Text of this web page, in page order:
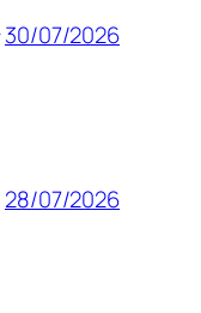
30/07/2026
28/07/2026